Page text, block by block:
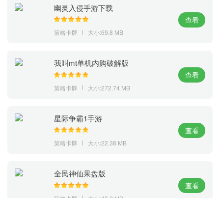
幽灵入侵手游下载
策略卡牌 大小:69.8 MB
查看
我叫mt单机内购破解版
策略卡牌 大小:272.74 MB
查看
星际争霸1手游
策略卡牌 大小:22.38 MB
查看
全民神仙果盘版
查看